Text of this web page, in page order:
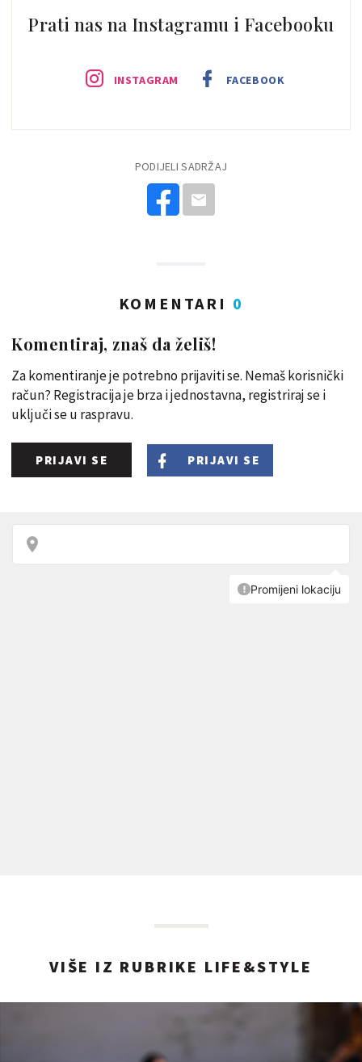
Prati nas na Instagramu i Facebooku
INSTAGRAM FACEBOOK
PODIJELI SADRŽAJ
KOMENTARI 0
Komentiraj, znaš da želiš!
Za komentiranje je potrebno prijaviti se. Nemaš korisnički
račun? Registracija je brza i jednostavna, registriraj se i
uključi se u raspravu.
PRIJAVI SE PRIJAVI SE
VIŠE IZ RUBRIKE LIFE&STYLE